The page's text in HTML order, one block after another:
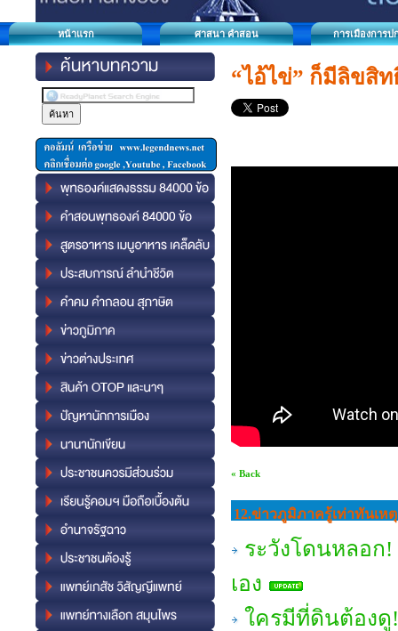
หน้าแรก ศาสนา คำสอน การเมืองการป
“ไอ้ไข่” ก็มีลิขสิท
« Back
12.ข่าวภูมิภาครู้เท่าทันเห
ระวังโดนหลอก
เอง
ใครมีที่ดินต้อง